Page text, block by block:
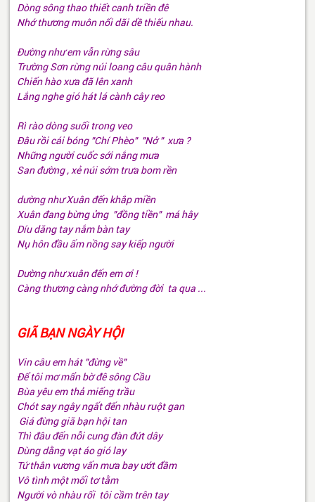
Dòng sông thao thiết canh triền đê
Nhớ thương muôn nối dãi dề thiếu nhau.
Đường như em vẫn rừng sâu
Trường Sơn rừng núi loang câu quân hành
Chiến hào xưa đã lên xanh
Lắng nghe gió hát lá cành cây reo
Rì rào dòng suối trong veo
Đâu rồi cái bóng "Chí Phèo" "Nở " xưa ?
Những người cuốc sới nắng mưa
San đường , xẻ núi sớm trưa bom rền
dường như Xuân đến khắp miền
Xuân đang bừng ửng "đồng tiền" má hây
Díu dăng tay nắm bàn tay
Nụ hôn đầu ấm nồng say kiếp người
Dường như xuân đến em ơi !
Càng thương càng nhớ đường đời ta qua ...
GIÃ BẠN NGÀY HỘI
Vin câu em hát "đừng về"
Để tôi mơ mẩn bờ đê sông Cầu
Bùa yêu em thả miếng trầu
Chót say ngây ngất đến nhàu ruột gan
Giá đừng giã bạn hội tan
Thì đâu đến nỗi cung đàn đứt dây
Dùng dằng vạt áo gió lay
Tứ thân vương vấn mưa bay ướt đầm
Vô tình một mối tơ tằm
Người vò nhàu rối tôi cầm trên tay